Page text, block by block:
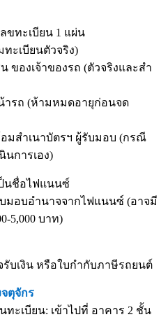
ขทะเบียน 1 แผ่น
ทะเบียนตัวจริง)
ของเจ้าของรถ (ตัวจริงและสำ
รถ (ห้ามหมดอายุก่อนจด
มสำเนาบัตรฯ ผู้รับมอบ (กรณี
นการเอง)
นชื่อไฟแนนซ์
มอบอำนาจจากไฟแนนซ์ (อาจมี
5,000 บาท)
บเงิน หรือใบกำกับภาษีรถยนต์
ตุจักร
ทะเบียน: เข้าไปที่ อาคาร 2 ชั้น